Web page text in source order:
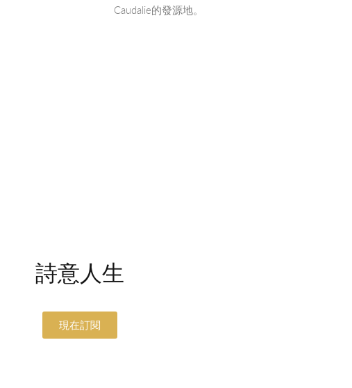
Caudalie的發源地。
詩意人生
現在訂閱